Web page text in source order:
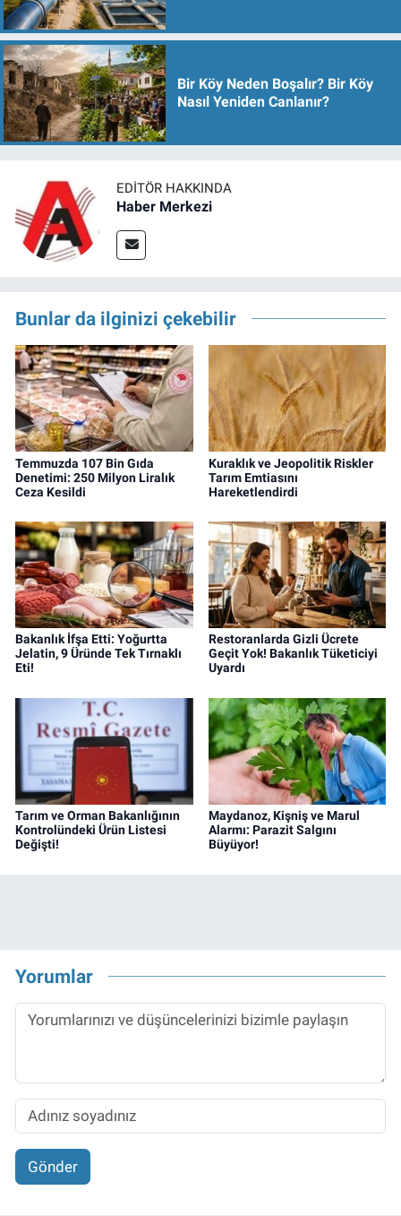
Bir Köy Neden Boşalır? Bir Köy
Nasıl Yeniden Canlanır?
EDITÖR HAKKINDA
Haber Merkezi
Bunlar da ilginizi çekebilir
Temmuzda 107 Bin Gıda
Denetimi: 250 Milyon Liralık
Ceza Kesildi
Kuraklık ve Jeopolitik Riskler
Tarım Emtiasını
Hareketlendirdi
Bakanlık İfşa Etti: Yoğurtta
Jelatin, 9 Üründe Tek Tırnaklı
Eti!
Restoranlarda Gizli Ücrete
Geçit Yok! Bakanlık Tüketiciyi
Uyardı
Tarım ve Orman Bakanlığının
Kontrolündeki Ürün Listesi
Değişti!
Maydanoz, Kişniş ve Marul
Alarmı: Parazit Salgını
Büyüyor!
Yorumlar
Gönder